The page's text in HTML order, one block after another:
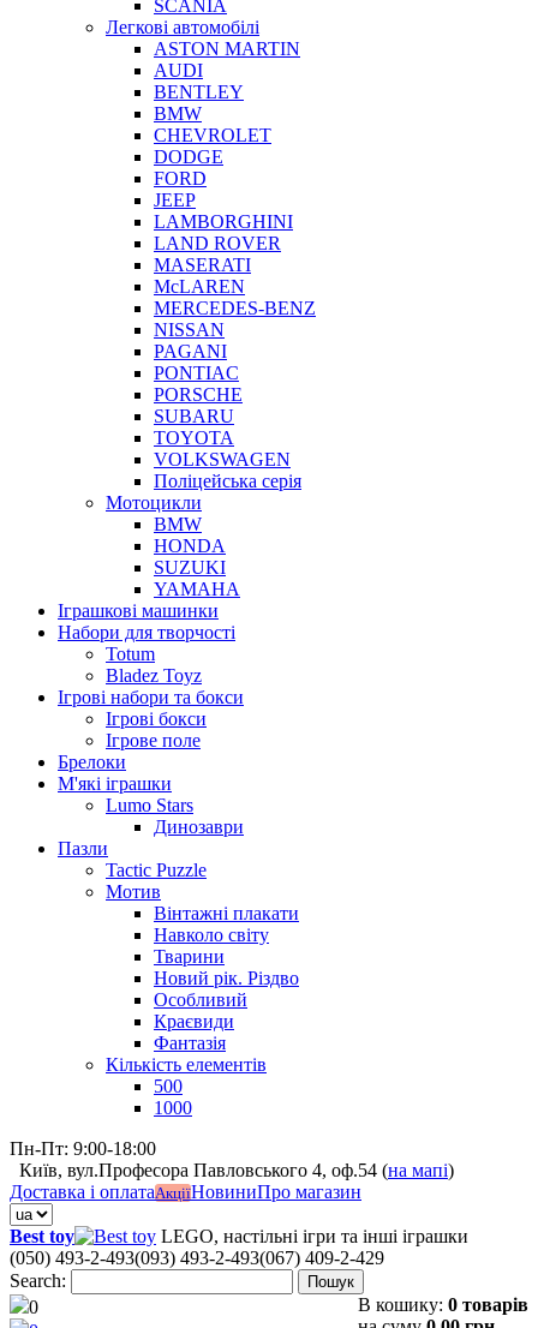
SCANIA
Легкові автомобілі
ASTON MARTIN
AUDI
BENTLEY
BMW
CHEVROLET
DODGE
FORD
JEEP
LAMBORGHINI
LAND ROVER
MASERATI
McLAREN
MERCEDES-BENZ
NISSAN
PAGANI
PONTIAC
PORSCHE
SUBARU
TOYOTA
VOLKSWAGEN
Поліцейська серія
Мотоцикли
BMW
HONDA
SUZUKI
YAMAHA
Іграшкові машинки
Набори для творчості
Totum
Bladez Toyz
Ігрові набори та бокси
Ігрові бокси
Ігрове поле
Брелоки
М'які іграшки
Lumo Stars
Динозаври
Пазли
Tactic Puzzle
Мотив
Вінтажні плакати
Навколо світу
Тварини
Новий рік. Різдво
Особливий
Краєвиди
Фантазія
Кількість елементів
500
1000
Пн-Пт: 9:00-18:00
Київ, вул.Професора Павловського 4, оф.54 (на мапі)
Доставка і оплатаАкціїНовиниПро магазин
Best toy
LEGO, настільні ігри та інші іграшки
(050) 493-2-493(093) 493-2-493(067) 409-2-429
Search:
Пошук
0 В кошику: 0 товарів